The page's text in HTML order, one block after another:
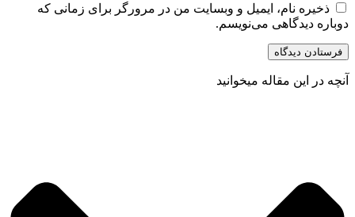
ذخیره نام، ایمیل و وبسایت من در مرورگر برای زمانی که
دوباره دیدگاهی می‌نویسم.
آنچه در این مقاله میخوانید